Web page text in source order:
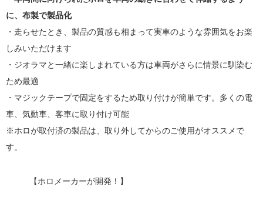
に、布製で製品化
・走らせたとき、製品の質感も相まって実車のような雰囲気をお楽
しみいただけます
・ジオラマと一緒に楽しまれている方は車両がさらに情景に馴染む
ため最適
・マジックテープで固定をするため取り付けが簡単です。多くの電
車、気動車、客車に取り付け可能
※ホロが取付済の製品は、取り外してからのご使用がオススメで
す。
【ホロメーカーが開発！】